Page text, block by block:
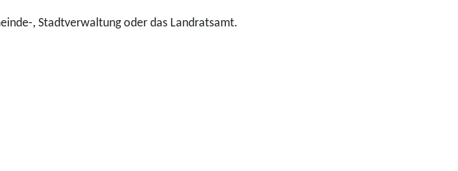
, Stadtverwaltung oder das Landratsamt.